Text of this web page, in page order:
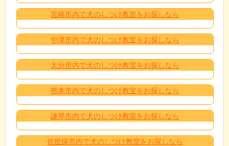
宮崎市内で犬のしつけ教室をお探しなら
中津市内で犬のしつけ教室をお探しなら
大分市内で犬のしつけ教室をお探しなら
熊本市内で犬のしつけ教室をお探しなら
諫早市内で犬のしつけ教室をお探しなら
佐世保市内で犬のしつけ教室をお探しなら